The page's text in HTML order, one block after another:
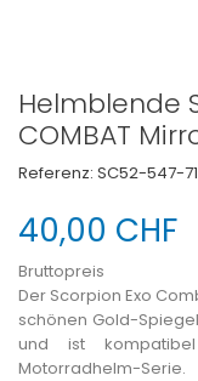
Helmblende
COMBAT
Referenz: SC52-547-71
40,00 CHF
Bruttopreis
Der Scorpion Exo
schönen Gold-
und ist kompatibel
Motorradhelm-Serie.